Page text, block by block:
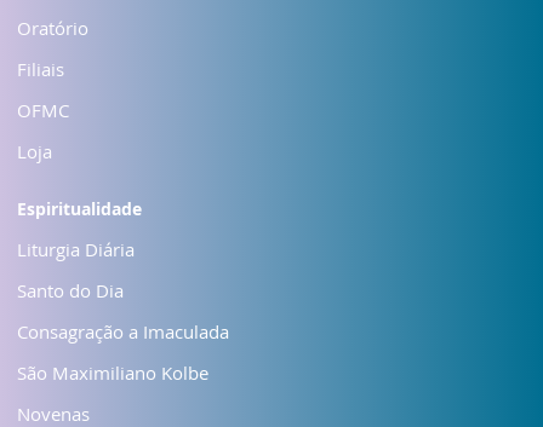
Oratório
Filiais
OFMC
Loja
Espiritualidade
Liturgia Diária
Santo do Dia
Consagração a Imaculada
São Maximiliano Kolbe
Novenas